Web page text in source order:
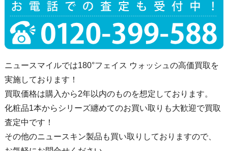
ニュースマイルでは180°フェイス ウォッシュの高価買取を
実施しております！
買取価格は購入から2年以内のものを想定しております。
化粧品1本からシリーズ纏めてのお買い取りも大歓迎で買取
査定中です！
その他のニュースキン製品も買い取りしておりますので、